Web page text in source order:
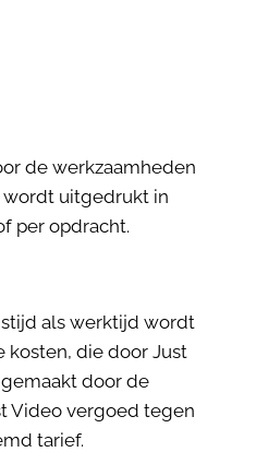
de werkzaamheden
uitgedrukt in
per opdracht.
als werktijd wordt
die door Just
door de
Video vergoed tegen
tarief.